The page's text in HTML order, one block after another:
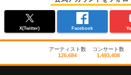
X(Twitter) Facebook
アーティスト数
126,684
コンサート数
1,493,408